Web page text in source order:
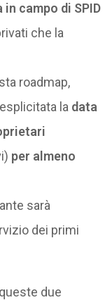
campo di SPID
che la
roadmap,
la data
per almeno
sarà
dei primi
due